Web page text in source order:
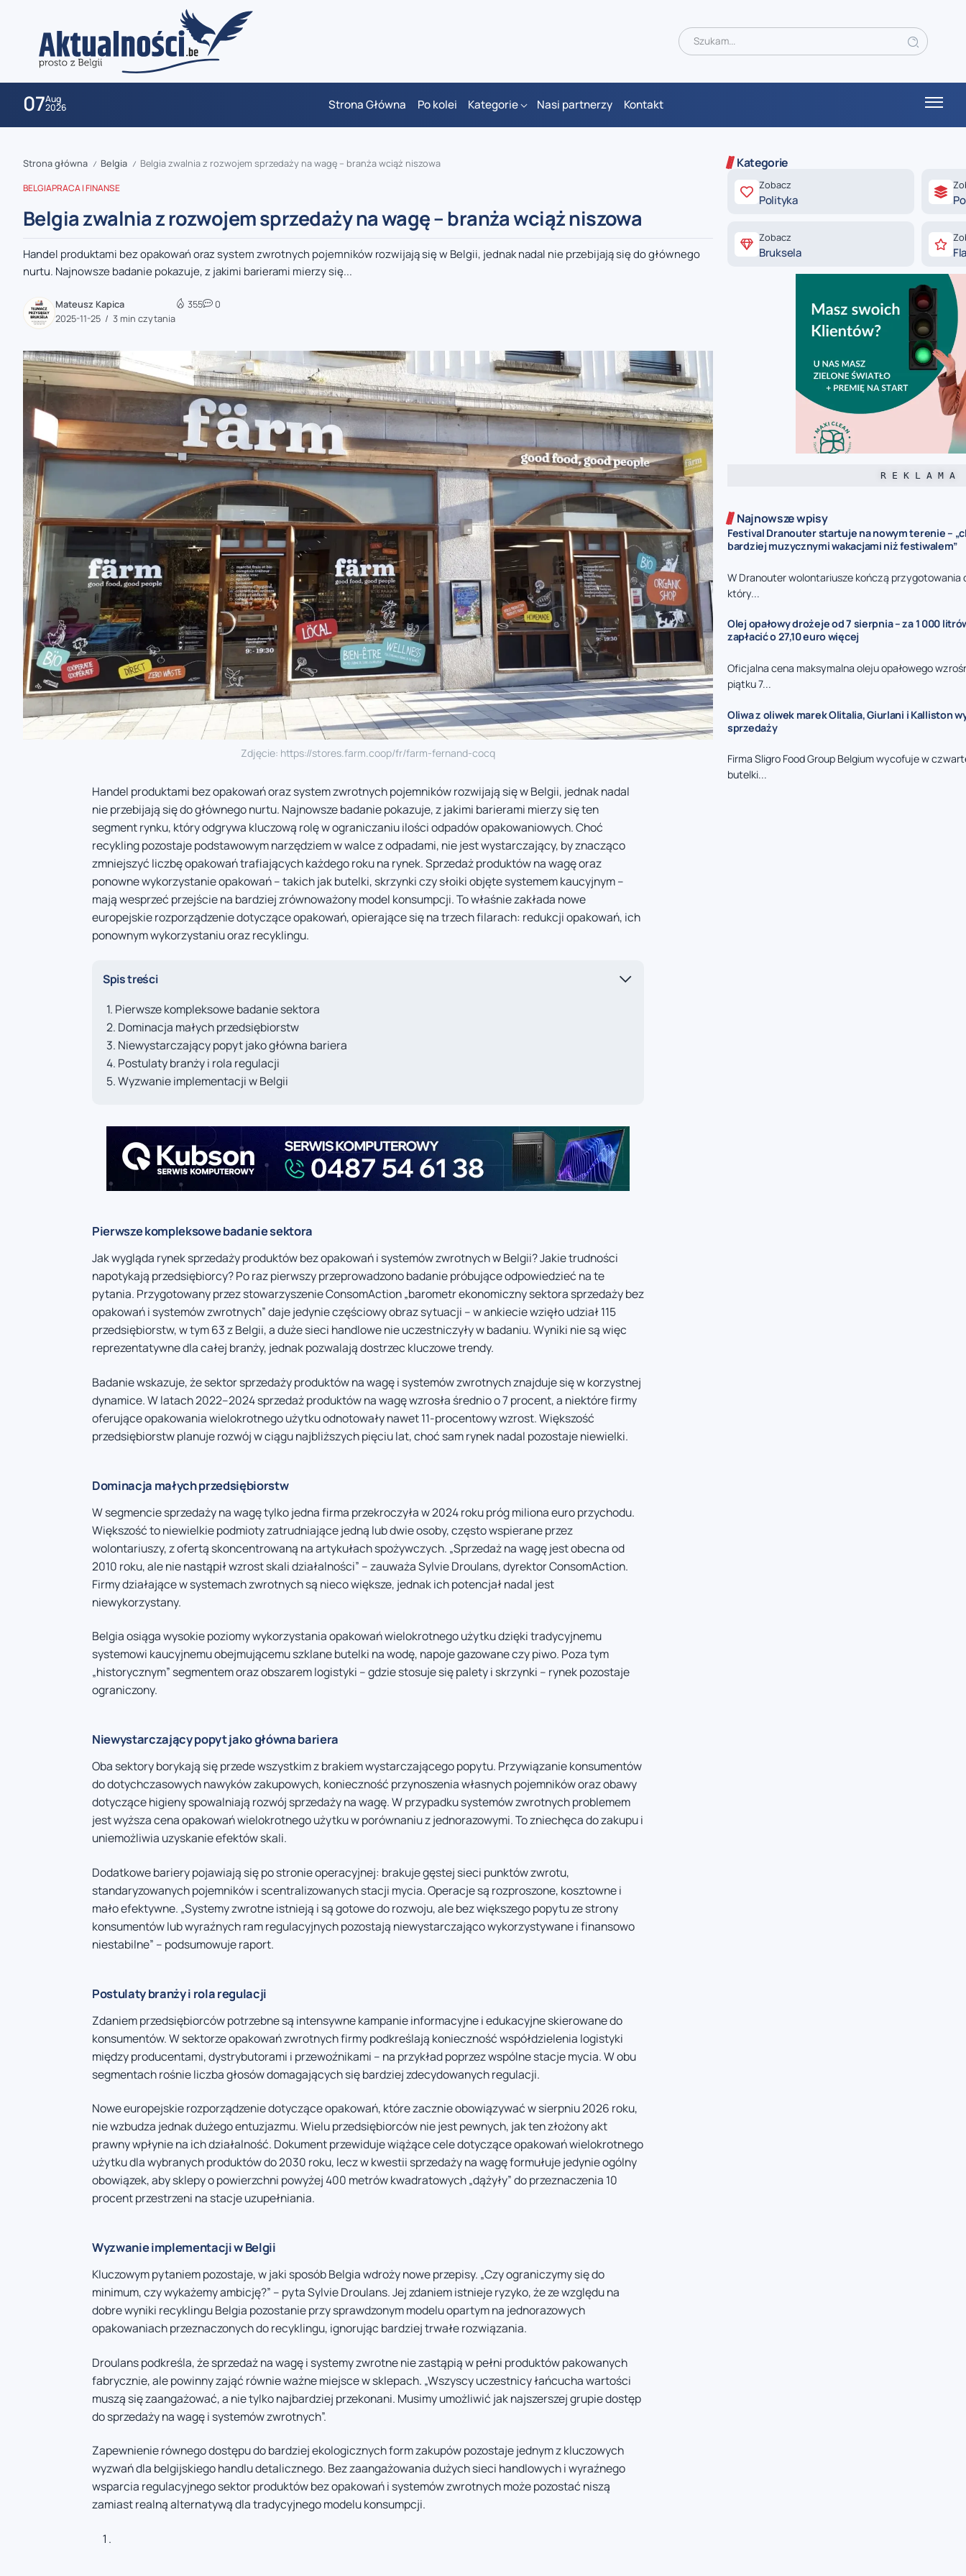
07Aug
2026 Strona Główna Po kolei Kategorie Nasi partnerzy Kontakt
zaobserwuj nas
zaobserwuj nas
zaobserwuj nas
zaobserwuj nas
zaobserwuj nas
Strona główna / Belgia / Belgia zwalnia z rozwojem sprzedaży na wagę – branża wciąż niszowa
BELGIAPRACA I FINANSE
Belgia zwalnia z rozwojem sprzedaży na wagę – branża wciąż niszowa
Handel produktami bez opakowań oraz system zwrotnych pojemników rozwijają się w Belgii, jednak nadal nie przebijają się do głównego
nurtu. Najnowsze badanie pokazuje, z jakimi barierami mierzy się...
Mateusz Kapica
2025-11-25
3 min czytania
355 0
Zdjęcie: https://stores.farm.coop/fr/farm-fernand-cocq
Handel produktami bez opakowań oraz system zwrotnych pojemników rozwijają się w Belgii, jednak nadal
nie przebijają się do głównego nurtu. Najnowsze badanie pokazuje, z jakimi barierami mierzy się ten
segment rynku, który odgrywa kluczową rolę w ograniczaniu ilości odpadów opakowaniowych. Choć
recykling pozostaje podstawowym narzędziem w walce z odpadami, nie jest wystarczający, by znacząco
zmniejszyć liczbę opakowań trafiających każdego roku na rynek. Sprzedaż produktów na wagę oraz
ponowne wykorzystanie opakowań – takich jak butelki, skrzynki czy słoiki objęte systemem kaucyjnym –
mają wesprzeć przejście na bardziej zrównoważony model konsumpcji. To właśnie zakłada nowe
europejskie rozporządzenie dotyczące opakowań, opierające się na trzech filarach: redukcji opakowań, ich
ponownym wykorzystaniu oraz recyklingu.
Spis treści
Pierwsze kompleksowe badanie sektora
Dominacja małych przedsiębiorstw
Niewystarczający popyt jako główna bariera
Postulaty branży i rola regulacji
Wyzwanie implementacji w Belgii
Pierwsze kompleksowe badanie sektora
Jak wygląda rynek sprzedaży produktów bez opakowań i systemów zwrotnych w Belgii? Jakie trudności
napotykają przedsiębiorcy? Po raz pierwszy przeprowadzono badanie próbujące odpowiedzieć na te
pytania. Przygotowany przez stowarzyszenie ConsomAction „barometr ekonomiczny sektora sprzedaży bez
opakowań i systemów zwrotnych” daje jedynie częściowy obraz sytuacji – w ankiecie wzięło udział 115
przedsiębiorstw, w tym 63 z Belgii, a duże sieci handlowe nie uczestniczyły w badaniu. Wyniki nie są więc
reprezentatywne dla całej branży, jednak pozwalają dostrzec kluczowe trendy.
Badanie wskazuje, że sektor sprzedaży produktów na wagę i systemów zwrotnych znajduje się w korzystnej
dynamice. W latach 2022–2024 sprzedaż produktów na wagę wzrosła średnio o 7 procent, a niektóre firmy
oferujące opakowania wielokrotnego użytku odnotowały nawet 11-procentowy wzrost. Większość
przedsiębiorstw planuje rozwój w ciągu najbliższych pięciu lat, choć sam rynek nadal pozostaje niewielki.
Dominacja małych przedsiębiorstw
W segmencie sprzedaży na wagę tylko jedna firma przekroczyła w 2024 roku próg miliona euro przychodu.
Większość to niewielkie podmioty zatrudniające jedną lub dwie osoby, często wspierane przez
wolontariuszy, z ofertą skoncentrowaną na artykułach spożywczych. „Sprzedaż na wagę jest obecna od
2010 roku, ale nie nastąpił wzrost skali działalności” – zauważa Sylvie Droulans, dyrektor ConsomAction.
Firmy działające w systemach zwrotnych są nieco większe, jednak ich potencjał nadal jest
niewykorzystany.
Belgia osiąga wysokie poziomy wykorzystania opakowań wielokrotnego użytku dzięki tradycyjnemu
systemowi kaucyjnemu obejmującemu szklane butelki na wodę, napoje gazowane czy piwo. Poza tym
„historycznym” segmentem oraz obszarem logistyki – gdzie stosuje się palety i skrzynki – rynek pozostaje
ograniczony.
Niewystarczający popyt jako główna bariera
Oba sektory borykają się przede wszystkim z brakiem wystarczającego popytu. Przywiązanie konsumentów
do dotychczasowych nawyków zakupowych, konieczność przynoszenia własnych pojemników oraz obawy
dotyczące higieny spowalniają rozwój sprzedaży na wagę. W przypadku systemów zwrotnych problemem
jest wyższa cena opakowań wielokrotnego użytku w porównaniu z jednorazowymi. To zniechęca do zakupu i
uniemożliwia uzyskanie efektów skali.
Dodatkowe bariery pojawiają się po stronie operacyjnej: brakuje gęstej sieci punktów zwrotu,
standaryzowanych pojemników i scentralizowanych stacji mycia. Operacje są rozproszone, kosztowne i
mało efektywne. „Systemy zwrotne istnieją i są gotowe do rozwoju, ale bez większego popytu ze strony
konsumentów lub wyraźnych ram regulacyjnych pozostają niewystarczająco wykorzystywane i finansowo
niestabilne” – podsumowuje raport.
Postulaty branży i rola regulacji
Zdaniem przedsiębiorców potrzebne są intensywne kampanie informacyjne i edukacyjne skierowane do
konsumentów. W sektorze opakowań zwrotnych firmy podkreślają konieczność współdzielenia logistyki
między producentami, dystrybutorami i przewoźnikami – na przykład poprzez wspólne stacje mycia. W obu
segmentach rośnie liczba głosów domagających się bardziej zdecydowanych regulacji.
Nowe europejskie rozporządzenie dotyczące opakowań, które zacznie obowiązywać w sierpniu 2026 roku,
nie wzbudza jednak dużego entuzjazmu. Wielu przedsiębiorców nie jest pewnych, jak ten złożony akt
prawny wpłynie na ich działalność. Dokument przewiduje wiążące cele dotyczące opakowań wielokrotnego
użytku dla wybranych produktów do 2030 roku, lecz w kwestii sprzedaży na wagę formułuje jedynie ogólny
obowiązek, aby sklepy o powierzchni powyżej 400 metrów kwadratowych „dążyły” do przeznaczenia 10
procent przestrzeni na stacje uzupełniania.
Wyzwanie implementacji w Belgii
Kluczowym pytaniem pozostaje, w jaki sposób Belgia wdroży nowe przepisy. „Czy ograniczymy się do
minimum, czy wykażemy ambicję?” – pyta Sylvie Droulans. Jej zdaniem istnieje ryzyko, że ze względu na
dobre wyniki recyklingu Belgia pozostanie przy sprawdzonym modelu opartym na jednorazowych
opakowaniach przeznaczonych do recyklingu, ignorując bardziej trwałe rozwiązania.
Droulans podkreśla, że sprzedaż na wagę i systemy zwrotne nie zastąpią w pełni produktów pakowanych
fabrycznie, ale powinny zająć równie ważne miejsce w sklepach. „Wszyscy uczestnicy łańcucha wartości
muszą się zaangażować, a nie tylko najbardziej przekonani. Musimy umożliwić jak najszerszej grupie dostęp
do sprzedaży na wagę i systemów zwrotnych”.
Zapewnienie równego dostępu do bardziej ekologicznych form zakupów pozostaje jednym z kluczowych
wyzwań dla belgijskiego handlu detalicznego. Bez zaangażowania dużych sieci handlowych i wyraźnego
wsparcia regulacyjnego sektor produktów bez opakowań i systemów zwrotnych może pozostać niszą
zamiast realną alternatywą dla tradycyjnego modelu konsumpcji.
Kategorie
Zobacz
Polityka
Zobacz
Bruksela
R E K L A M A
Najnowsze wpisy
Festival Dranouter startuje na nowym terenie –
bardziej muzycznymi wakacjami niż festiwalem”
W Dranouter wolontariusze kończą przygotowania
który...
Olej opałowy drożeje od 7 sierpnia – za 1 000
zapłacić o 27,10 euro więcej
Oficjalna cena maksymalna oleju opałowego
piątku 7...
Oliwa z oliwek marek Olitalia, Giurlani i Kalliston
sprzedaży
Firma Sligro Food Group Belgium wycofuje w
butelki...